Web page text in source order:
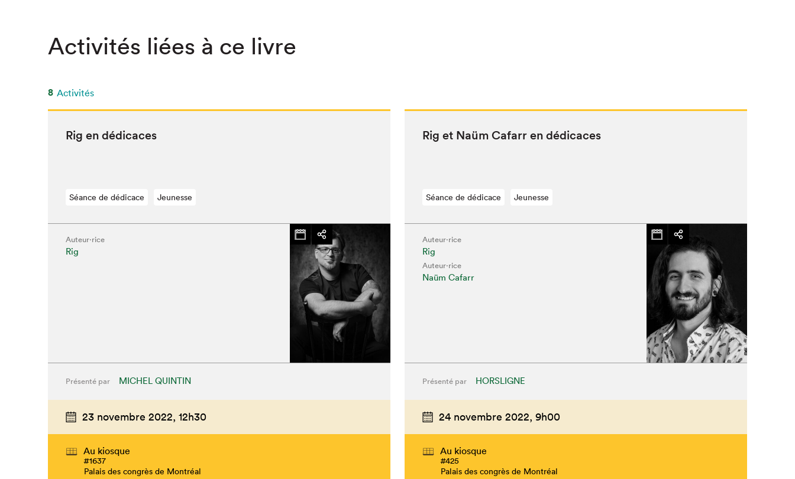
SLM 2018
Activités liées à ce livre
8 Activités
Rig en dédicaces
Séance de dédicace Jeunesse
Auteur·rice
Rig
Présenté par MICHEL QUINTIN
23 novembre 2022, 12h30
Au kiosque
#1637
Palais des congrès de Montréal
Rig et Naüm Cafarr en dédicaces
Séance de dédicace Jeunesse
Auteur·rice
Rig
Auteur·rice
Naüm Cafarr
Présenté par HORSLIGNE
24 novembre 2022, 9h00
Au kiosque
#425
Palais des congrès de Montréal